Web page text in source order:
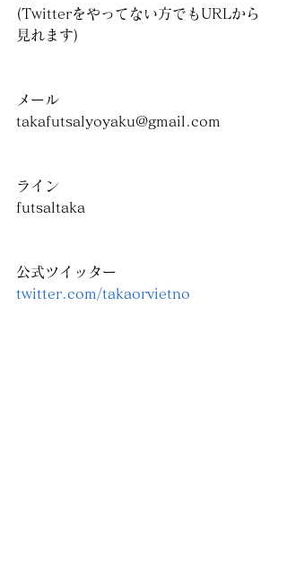
(Twitterをやってない方でもURLから
見れます)
メール
takafutsalyoyaku@gmail.com
ライン
futsaltaka
公式ツイッター
twitter.com/takaorvietno